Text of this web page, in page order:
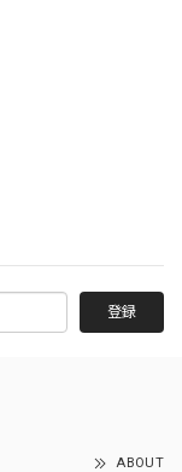
登録
ABOUT